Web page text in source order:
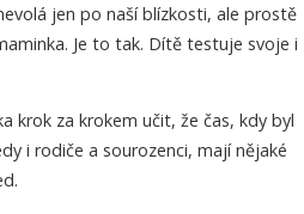
jen po naší blízkosti, ale prostě
Je to tak. Dítě testuje svoje i
krok za krokem učit, že čas, kdy byl
i rodiče a sourozenci, mají nějaké